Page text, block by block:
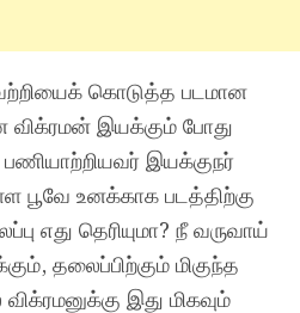
கொடுத்த படமான
விக்ரமன் இயக்கும் போது
இயக்குநர்
பூவே உனக்காக படத்திற்கு
எது தெரியுமா? நீ வருவாய்
தலைப்பிற்கும் மிகுந்த
இது மிகவும்